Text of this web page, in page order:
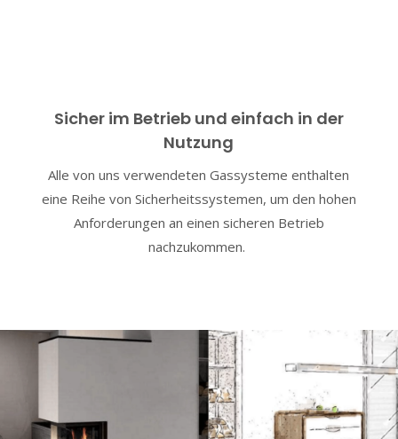
Sicher im Betrieb und einfach in der
Nutzung
Alle von uns verwendeten Gassysteme enthalten
eine Reihe von Sicherheitssystemen, um den hohen
Anfor­derungen an einen sicheren Betrieb
nachzukommen.